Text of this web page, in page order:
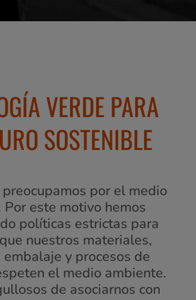
VERDE PARA
SOSTENIBLE
preocupamos por el medio
este motivo hemos
políticas estrictas para
nuestros materiales,
y procesos de
el medio ambiente.
de asociarnos con